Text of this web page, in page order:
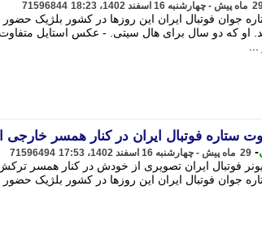
چهارشنبه 16 اسفند 1402، 18:23 71596844
جوان فوتبال ایران این روزها در کشور بلژیک حضور
او که دو سال برای هال سیتی. - عکس استایل متفاوت
ستاره فوتبال ایران در کنار همسر
- 29 ماه پیش - چهارشنبه 16 اسفند 1402، 17:53 71596494
فوتبال ایران تصویری از خودش در کنار همسر
جوان فوتبال ایران این روزها در کشور بلژیک حضور